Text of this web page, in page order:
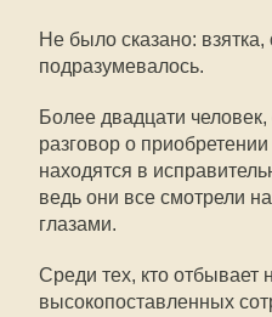
Не было сказано: взятка,
подразумевалось.
Более двадцати
разговор о
находятся в
ведь они все смотрели
глазами.
Среди тех, кто отбывает
высокопоставленных